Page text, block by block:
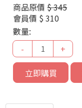
商品原價 $ 345
會員價 $ 310
數量:
-
+
立即購買